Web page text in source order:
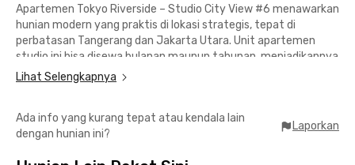
Apartemen Tokyo Riverside – Studio City View #6 menawarkan
hunian modern yang praktis di lokasi strategis, tepat di
perbatasan Tangerang dan Jakarta Utara. Unit apartemen
studio ini bisa disewa bulanan maupun tahunan, menjadikannya
pilihan tepat bagi profesional muda, ekspatriat, maupun siapa
saja yang mencari tempat tinggal nyaman di tengah kota.
Lokasinya sangat strategis, hanya 13 menit ke Aloha Pasir
Putih, 20 menit ke Taman Wisata Alam Angke, dan sekitar 35
Lihat Selengkapnya
Ada info yang kurang tepat atau kendala lain
dengan hunian ini?
Laporkan